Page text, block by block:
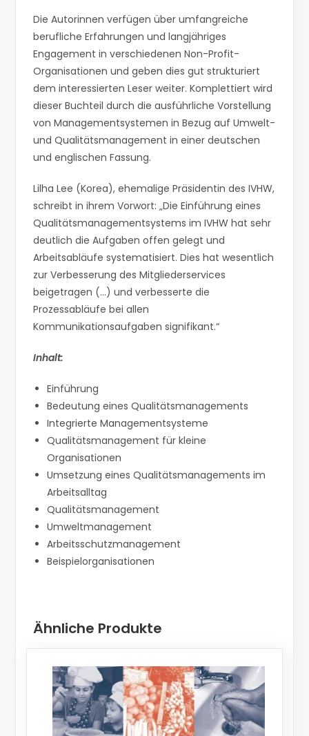
Die Autorinnen verfügen über umfangreiche
berufliche Erfahrungen und langjähriges
Engagement in verschiedenen Non-Profit-
Organisationen und geben dies gut strukturiert
dem interessierten Leser weiter. Komplettiert wird
dieser Buchteil durch die ausführliche Vorstellung
von Managementsystemen in Bezug auf Umwelt-
und Qualitätsmanagement in einer deutschen
und englischen Fassung.
Lilha Lee (Korea), ehemalige Präsidentin des IVHW,
schreibt in ihrem Vorwort: „Die Einführung eines
Qualitätsmanagementsystems im IVHW hat sehr
deutlich die Aufgaben offen gelegt und
Arbeitsabläufe systematisiert. Dies hat wesentlich
zur Verbesserung des Mitgliederservices
beigetragen (…) und verbesserte die
Prozessabläufe bei allen
Kommunikationsaufgaben signifikant.“
Inhalt:
Einführung
Bedeutung eines Qualitätsmanagements
Integrierte Managementsysteme
Qualitätsmanagement für kleine
Organisationen
Umsetzung eines Qualitätsmanagements im
Arbeitsalltag
Qualitätsmanagement
Umweltmanagement
Arbeitsschutzmanagement
Beispielorganisationen
Ähnliche Produkte